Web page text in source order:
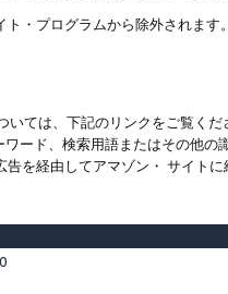
・プログラムから除外されます。
ては、下記のリンクをご覧く
ード、検索用語またはその他の
を経由してアマゾン・ サイトに